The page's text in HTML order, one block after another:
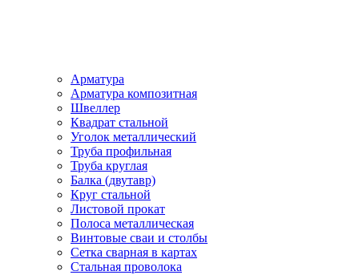
Арматура
Арматура композитная
Швеллер
Квадрат стальной
Уголок металлический
Труба профильная
Труба круглая
Балка (двутавр)
Круг стальной
Листовой прокат
Полоса металлическая
Винтовые сваи и столбы
Сетка сварная в картах
Стальная проволока